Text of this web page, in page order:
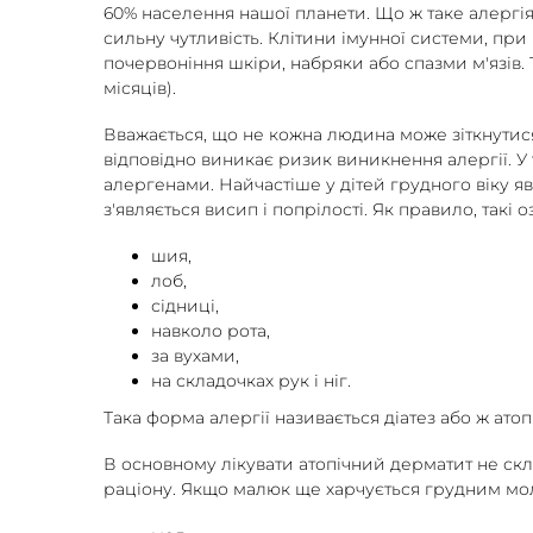
60% населення нашої планети. Що ж таке
сильну чутливість. Клітини імунної системи,
почервоніння шкіри, набряки або спазми м'язів.
місяців).
Вважається, що не кожна людина може
відповідно виникає ризик виникнення алергії.
алергенами. Найчастіше у дітей грудного віку
з'являється висип і попрілості. Як правило, такі
шия,
лоб,
сідниці,
навколо рота,
за вухами,
на складочках рук і ніг.
Така форма алергії називається діатез або ж
В основному лікувати атопічний дерматит не
раціону. Якщо малюк ще харчується грудним